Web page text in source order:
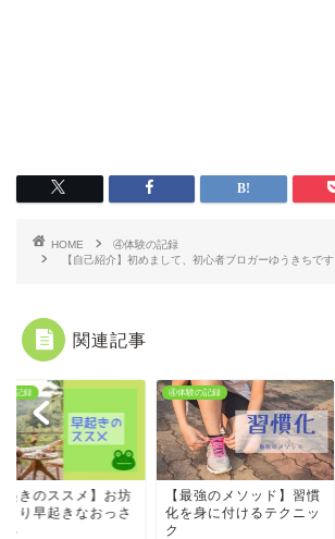
HOME
④体験の記録
【自己紹介】初めまして、初心者ブロガーゆうきちです
関連記事
の記録
起きのススメ】お坊
より早起きなおっさ
る
④体験の記録
【最強のメソッド】習慣
化を身に付けるテクニッ
ク